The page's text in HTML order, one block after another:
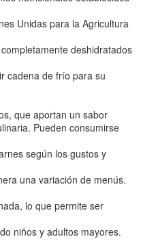
Unidas para la Agricultura
deshidratados
cadena de frío para su
que aportan un sabor
Pueden consumirse
según los gustos y
una variación de menús.
lo que permite ser
niños y adultos mayores.